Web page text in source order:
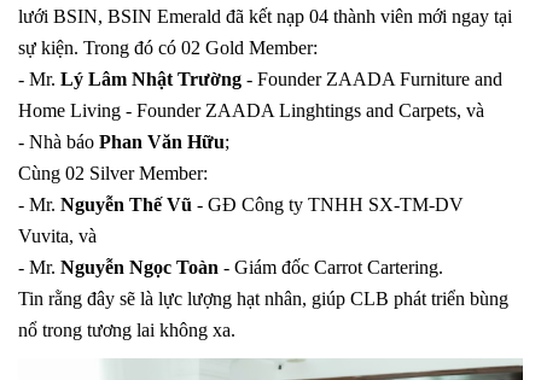
lưới BSIN, BSIN Emerald đã kết nạp 04 thành viên mới ngay tại
sự kiện. Trong đó có 02 Gold Member:
- Mr. Lý Lâm Nhật Trường - Founder ZAADA Furniture and
Home Living - Founder ZAADA Linghtings and Carpets, và
- Nhà báo Phan Văn Hữu;
Cùng 02 Silver Member:
- Mr. Nguyễn Thế Vũ - GĐ Công ty TNHH SX-TM-DV
Vuvita, và
- Mr. Nguyễn Ngọc Toàn - Giám đốc Carrot Cartering.
Tin rằng đây sẽ là lực lượng hạt nhân, giúp CLB phát triển bùng
nổ trong tương lai không xa.